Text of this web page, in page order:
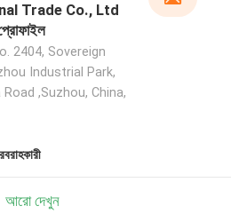
Trade Co., Ltd
2404, Sovereign
Industrial Park,
Road ,Suzhou, China,
আরো দেখুন